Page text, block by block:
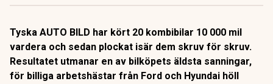
Tyska AUTO BILD har kört 20 kombibilar 10 000 mil
vardera och sedan plockat isär dem skruv för skruv.
Resultatet utmanar en av bilköpets äldsta sanningar,
för billiga arbetshästar från Ford och Hyundai höll